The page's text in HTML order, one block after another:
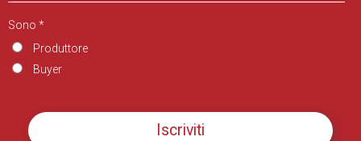
Sono *
Produttore
Buyer
Iscriviti